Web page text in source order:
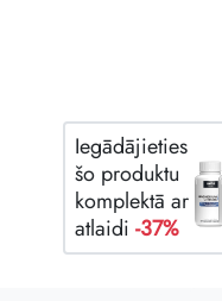
Iegādājieties
šo produktu
komplektā ar
atlaidi -37%